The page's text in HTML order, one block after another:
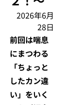
2026年6月
28日
前回は喘息
にまつわる
「ちょっと
したカン違
い」をいく